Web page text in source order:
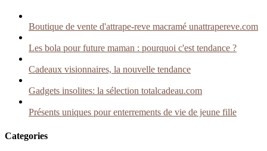
Boutique de vente d'attrape-reve macramé unattrapereve.com
Les bola pour future maman : pourquoi c'est tendance ?
Cadeaux visionnaires, la nouvelle tendance
Gadgets insolites: la sélection totalcadeau.com
Présents uniques pour enterrements de vie de jeune fille
Categories